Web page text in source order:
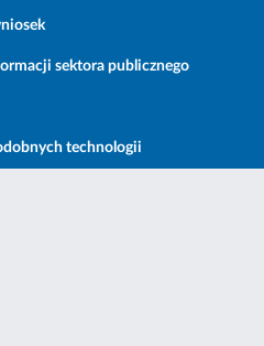
sektora publicznego
technologii